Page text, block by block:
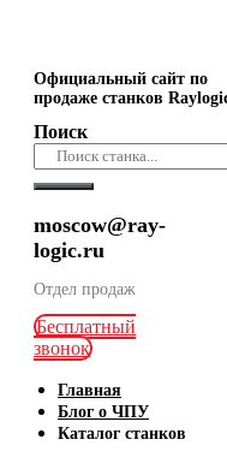
Официальный сайт по
продаже станков
Поиск
moscow@ray-
logic.ru
Отдел продаж
Бесплатный
звонок
Главная
Блог о ЧПУ
Каталог станков